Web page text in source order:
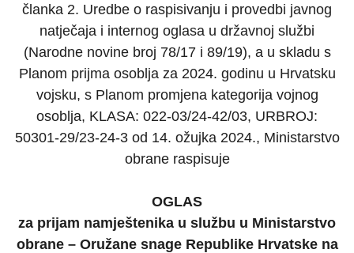
članka 2. Uredbe o raspisivanju i provedbi javnog
natječaja i internog oglasa u državnoj službi
(Narodne novine broj 78/17 i 89/19), a u skladu s
Planom prijma osoblja za 2024. godinu u Hrvatsku
vojsku, s Planom promjena kategorija vojnog
osoblja, KLASA: 022-03/24-42/03, URBROJ:
50301-29/23-24-3 od 14. ožujka 2024., Ministarstvo
obrane raspisuje
OGLAS
za prijam namještenika u službu u Ministarstvo
obrane – Oružane snage Republike Hrvatske na